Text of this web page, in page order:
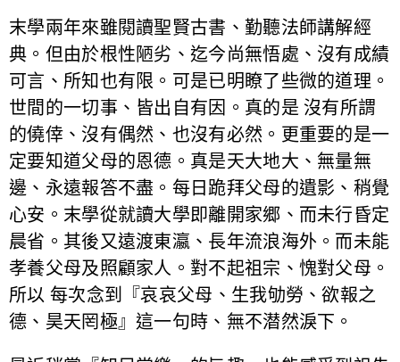
末學兩年來雖閱讀聖賢古書、勤聽法師講解經
典。但由於根性陋劣、迄今尚無悟處、沒有成績
可言、所知也有限。可是已明瞭了些微的道理。
世間的一切事、皆出自有因。真的是 沒有所謂
的僥倖、沒有偶然、也沒有必然。更重要的是一
定要知道父母的恩德。真是天大地大、無量無
邊、永遠報答不盡。每日跪拜父母的遺影、稍覺
心安。末學從就讀大學即離開家郷、而未行昏定
晨省。其後又遠渡東瀛、長年流浪海外。而未能
孝養父母及照顧家人。對不起祖宗、愧對父母。
所以 每次念到『哀哀父母、生我劬勞、欲報之
德、昊天罔極』這一句時、無不潜然淚下。